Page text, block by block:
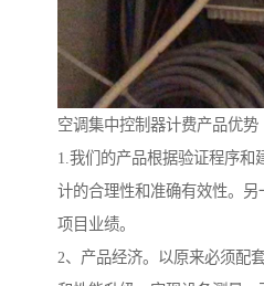
空调集中控制器计费产品优势
1.我们的产品根据验证程序和
计的合理性和准确有效性。
项目业绩。
2、产品经济。以原来必须配